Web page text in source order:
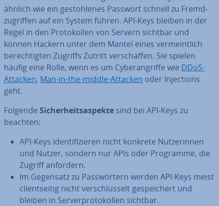
ähnlich wie ein ge­stoh­le­nes Passwort schnell zu Fremd­
zu­grif­fen auf ein System führen. API-Keys bleiben in der
Regel in den Pro­to­kol­len von Servern sichtbar und
können Hackern unter dem Mantel eines ver­meint­lich
be­rech­tig­ten Zugriffs Zutritt ver­schaf­fen. Sie spielen
häufig eine Rolle, wenn es um Cy­ber­an­grif­fe wie DDoS-
Attacken, Man-in-the-middle-Attacken oder In­jec­tions
geht.
Folgende Si­cher­heits­aspek­te sind bei API-Keys zu
beachten:
API-Keys iden­ti­fi­zie­ren nicht konkrete Nut­ze­rin­nen
und Nutzer, sondern nur APIs oder Programme, die
Zugriff anfordern.
Im Gegensatz zu Pass­wör­tern werden API-Keys meist
cli­ent­sei­tig nicht ver­schlüs­selt ge­spei­chert und
bleiben in Ser­ver­pro­to­kol­len sichtbar.